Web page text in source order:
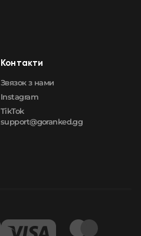
Контакти
Звязок з нами
Instagram
TikTok
support@goranked.gg